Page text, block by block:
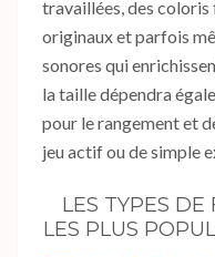
travaillées, des coloris
originaux et parfois
sonores qui
la taille dépendra
pour le rangement et
jeu actif ou de simple
LES TYPES
LES PLUS